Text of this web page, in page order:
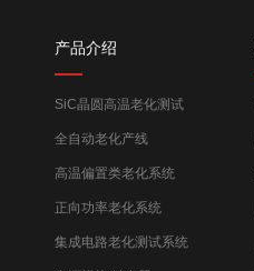
产品介绍
SiC晶圆高温老化测试
全自动老化产线
高温偏置类老化系统
正向功率老化系统
集成电路老化测试系统